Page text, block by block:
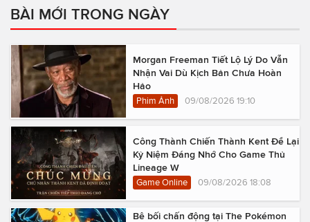
BÀI MỚI TRONG NGÀY
Morgan Freeman Tiết Lộ Lý Do Vẫn
Nhận Vai Dù Kịch Bản Chưa Hoàn
Hảo
Phim Ảnh 09/08/2026 19:10
Công Thành Chiến Thành Kent Để Lại
Kỷ Niệm Đáng Nhớ Cho Game Thủ
Lineage W
Game Online 09/08/2026 18:08
Bê bối chấn động tại The Pokémon